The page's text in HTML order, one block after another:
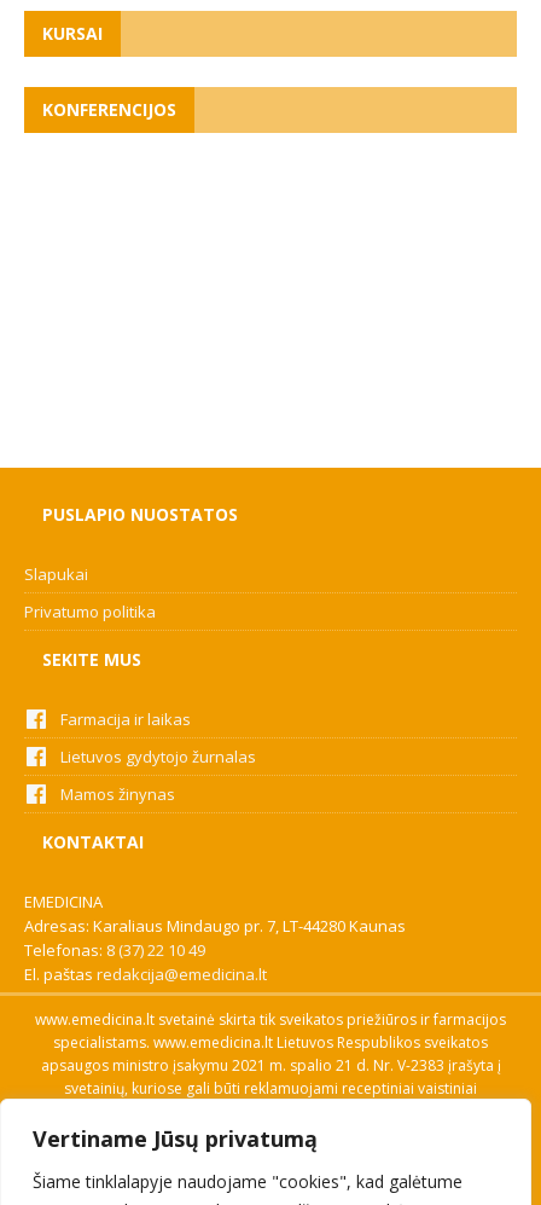
Vertiname Jūsų privatumą
Šiame tinklalapyje naudojame "cookies", kad galėtume
KURSAI
KONFERENCIJOS
PUSLAPIO NUOSTATOS
Slapukai
Privatumo politika
SEKITE MUS
Farmacija ir laikas
Lietuvos gydytojo žurnalas
Mamos žinynas
KONTAKTAI
EMEDICINA
Adresas: Karaliaus Mindaugo pr. 7, LT-44280 Kaunas
Telefonas: 8 (37) 22 10 49
El. paštas redakcija@emedicina.lt
www.emedicina.lt svetainė skirta tik sveikatos priežiūros ir farmacijos
specialistams. www.emedicina.lt Lietuvos Respublikos sveikatos
apsaugos ministro įsakymu 2021 m. spalio 21 d. Nr. V-2383 įrašyta į
svetainių, kuriose gali būti reklamuojami receptiniai vaistiniai
savo profesinę kvalifikaciją. Naudingos nuorodos: Vaistų ir medicinos
pagalbos priemonių kainų paieška, VVKT tinklalapis, Sveikatos
priežiūros ar farmacijos specialisto pranešimo apie įtariamą